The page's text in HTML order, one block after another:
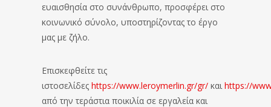
ευαισθησία στο συνάνθρωπο, προσφέρει στο
κοινωνικό σύνολο, υποστηρίζοντας το έργο
μας με ζήλο.
Επισκεφθείτε τις
ιστοσελίδες https://www.leroymerlin.gr/gr/ και https://
από την τεράστια ποικιλία σε εργαλεία και